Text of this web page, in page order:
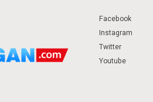
Facebook
Instagram
Twitter
Youtube